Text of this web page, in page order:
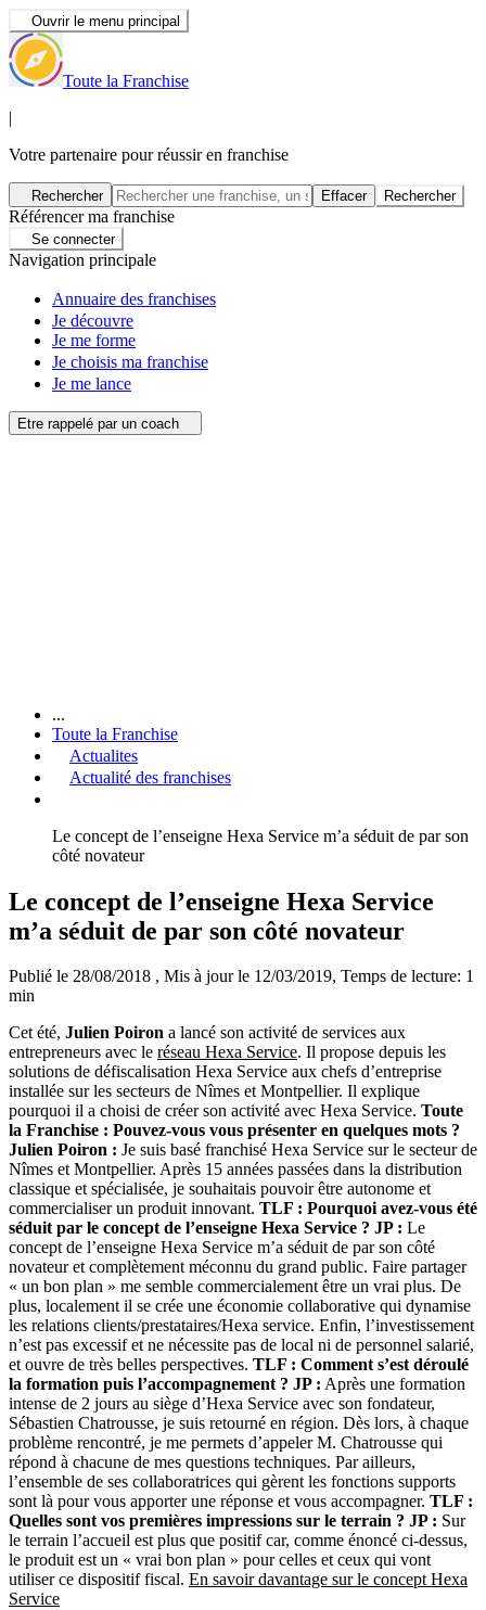
Ouvrir le menu principal
Toute la Franchise
|
Votre partenaire pour réussir en franchise
Rechercher Effacer Rechercher
Référencer ma franchise
Se connecter
Navigation principale
Annuaire des franchises
Je découvre
Je me forme
Je choisis ma franchise
Je me lance
Etre rappelé par un coach
...
Toute la Franchise
Actualites
Actualité des franchises
Le concept de l’enseigne Hexa Service m’a séduit de par son
côté novateur
Le concept de l’enseigne Hexa Service
m’a séduit de par son côté novateur
Publié le 28/08/2018 , Mis à jour le 12/03/2019, Temps de lecture: 1
min
Cet été, Julien Poiron a lancé son activité de services aux
entrepreneurs avec le réseau Hexa Service. Il propose depuis les
solutions de défiscalisation Hexa Service aux chefs d’entreprise
installée sur les secteurs de Nîmes et Montpellier. Il explique
pourquoi il a choisi de créer son activité avec Hexa Service. Toute
la Franchise : Pouvez-vous vous présenter en quelques mots ?
Julien Poiron : Je suis basé franchisé Hexa Service sur le secteur de
Nîmes et Montpellier. Après 15 années passées dans la distribution
classique et spécialisée, je souhaitais pouvoir être autonome et
commercialiser un produit innovant. TLF : Pourquoi avez-vous été
séduit par le concept de l’enseigne Hexa Service ? JP : Le
concept de l’enseigne Hexa Service m’a séduit de par son côté
novateur et complètement méconnu du grand public. Faire partager
« un bon plan » me semble commercialement être un vrai plus. De
plus, localement il se crée une économie collaborative qui dynamise
les relations clients/prestataires/Hexa service. Enfin, l’investissement
n’est pas excessif et ne nécessite pas de local ni de personnel salarié,
et ouvre de très belles perspectives. TLF : Comment s’est déroulé
la formation puis l’accompagnement ? JP : Après une formation
intense de 2 jours au siège d’Hexa Service avec son fondateur,
Sébastien Chatrousse, je suis retourné en région. Dès lors, à chaque
problème rencontré, je me permets d’appeler M. Chatrousse qui
répond à chacune de mes questions techniques. Par ailleurs,
l’ensemble de ses collaboratrices qui gèrent les fonctions supports
sont là pour vous apporter une réponse et vous accompagner. TLF :
Quelles sont vos premières impressions sur le terrain ? JP : Sur
le terrain l’accueil est plus que positif car, comme énoncé ci-dessus,
le produit est un « vrai bon plan » pour celles et ceux qui vont
utiliser ce dispositif fiscal. En savoir davantage sur le concept Hexa
Service